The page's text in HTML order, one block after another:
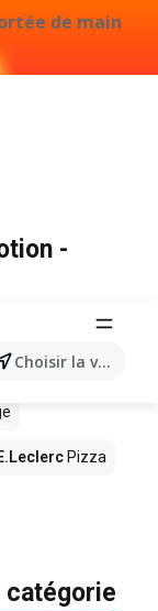
de main
des Choisir la ville
-
Pizza
catégorie